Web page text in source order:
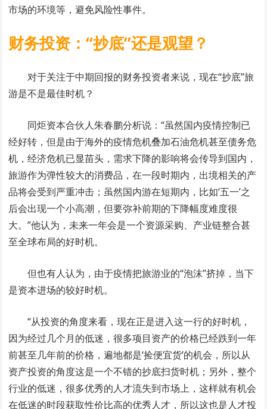
市场的环境等，避免风险性事件。
财务投资：“抄底”还是观望？
对于关注于中期回报的财务投资者来说，现在“抄底”旅
游是不是最佳时机？
同炬资本合伙人朱春鹏分析说：“虽然国内疫情控制已
经好转，但是由于海外的疫情危机叠加石油危机甚至债务危
机，经济危机已显苗头，需求下降的影响将会传导到国内，
旅游作为弹性较大的消费品，在一段时期内，出境相关的产
品将会受到严重冲击；虽然国内游在短期内，比如‘五一’之
后会出现一个小高潮，但要弥补前期的下降幅度难度很
大。”他认为，未来一年会是一个资源采购、产业链整合甚
至全球布局的好时机。
但也有人认为，由于疫情把旅游业的“泡沫”挤掉，当下
是资本进场的较好时机。
“从投资的角度来看，现在正是进入这一行的好时机，
因为经过几个月的低迷，很多项目资产的价格已经跌到一年
前甚至几年前的价格，遍地都是‘捡便宜货’的机会，所以从
资产投资的角度这是一个不错的抄底扫货时机；另外，整个
行业的低迷，很多优秀的人才流失到市场上，这样就有机会
在低迷的时段获取性价比高的优秀人才，所以这也是人才投